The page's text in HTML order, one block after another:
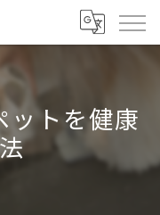
ットを健康